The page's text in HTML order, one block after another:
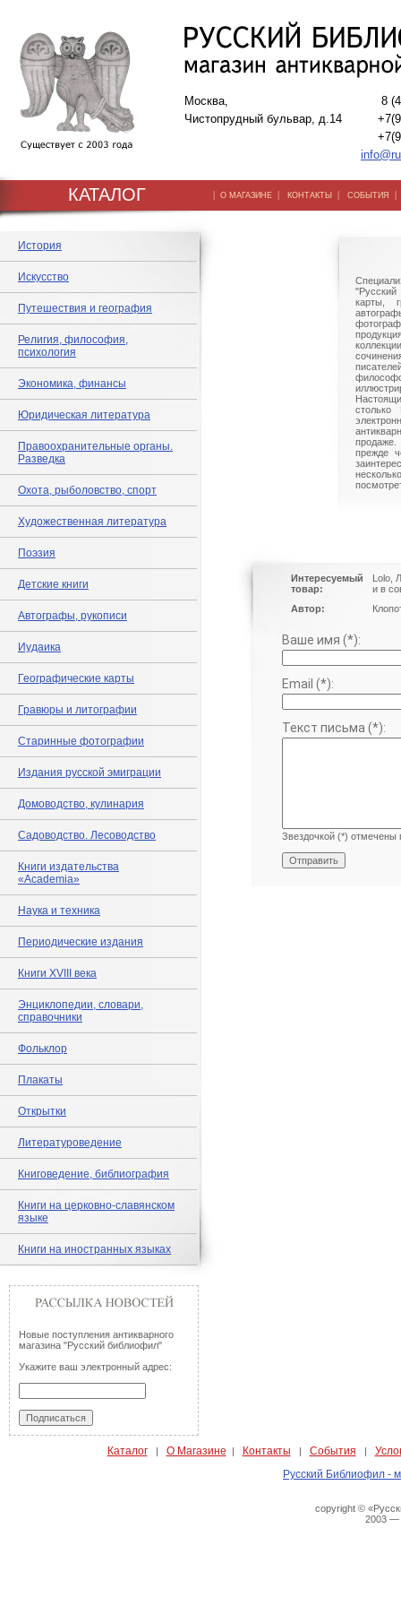
Москва,
Чистопрудный бульвар, д.14
8
КАТАЛОГ | О МАГАЗИНЕ | КОНТАКТЫ | СОБЫТИЯ
История
Искусство
Путешествия и география
Религия, философия,
психология
Экономика, финансы
Юридическая литература
Правоохранительные органы.
Разведка
Охота, рыболовство, спорт
Художественная литература
Поэзия
Детские книги
Автографы, рукописи
Иудаика
Географические карты
Гравюры и литографии
Старинные фотографии
Издания русской эмиграции
Домоводство, кулинария
Садоводство. Лесоводство
Книги издательства
«Academia»
Наука и техника
Периодические издания
Книги XVIII века
Энциклопедии, словари,
справочники
Фольклор
Плакаты
Открытки
Литературоведение
Книговедение, библиография
Книги на церковно-славянском
языке
Книги на иностранных языках
Новые поступления антикварного
магазина "Русский библиофил"
Укажите ваш электронный адрес:
"Русский
карты,
столько
прежде
Интересуемый
товар:
Lolo,
и в
Автор:
Ваше имя (*):
Email (*):
Текст письма (*):
Звездочкой (*) отмечены
Каталог| О Магазине | Контакты | События |
Русский Библиофил -
copyright ©
2003 —